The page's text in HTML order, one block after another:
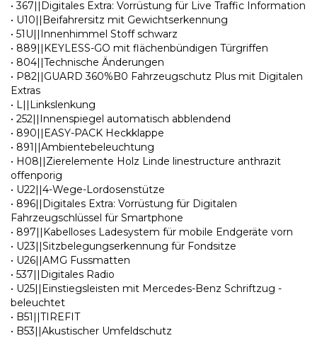
• 367||Digitales Extra: Vorrüstung für Live Traffic Information
• U10||Beifahrersitz mit Gewichtserkennung
• 51U||Innenhimmel Stoff schwarz
• 889||KEYLESS-GO mit flächenbündigen Türgriffen
• 804||Technische Änderungen
• P82||GUARD 360%B0 Fahrzeugschutz Plus mit Digitalen
Extras
• L||Linkslenkung
• 252||Innenspiegel automatisch abblendend
• 890||EASY-PACK Heckklappe
• 891||Ambientebeleuchtung
• H08||Zierelemente Holz Linde linestructure anthrazit
offenporig
• U22||4-Wege-Lordosenstütze
• 896||Digitales Extra: Vorrüstung für Digitalen
Fahrzeugschlüssel für Smartphone
• 897||Kabelloses Ladesystem für mobile Endgeräte vorn
• U23||Sitzbelegungserkennung für Fondsitze
• U26||AMG Fussmatten
• 537||Digitales Radio
• U25||Einstiegsleisten mit Mercedes-Benz Schriftzug -
beleuchtet
• B51||TIREFIT
• B53||Akustischer Umfeldschutz